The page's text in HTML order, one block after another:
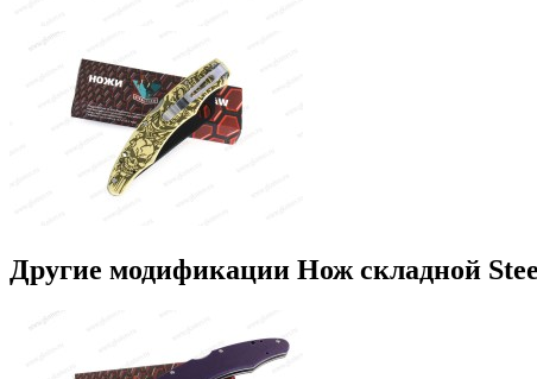
Другие модификации Нож складной